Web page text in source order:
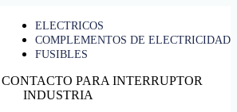
ELECTRICOS
COMPLEMENTOS DE ELECTRICIDAD
FUSIBLES